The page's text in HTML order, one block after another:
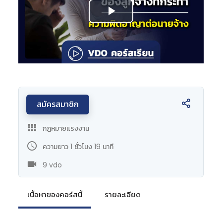
Play
Video
สมัครสมาชิก
กฎหมายแรงงาน
ความยาว 1 ชั่วโมง 19 นาที
9 vdo
เนื้อหาของคอร์สนี้ รายละเอียด